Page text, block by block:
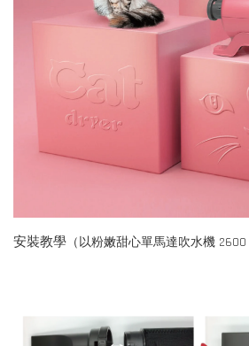
安裝教學 （以粉嫩甜心單馬達吹水機 2600